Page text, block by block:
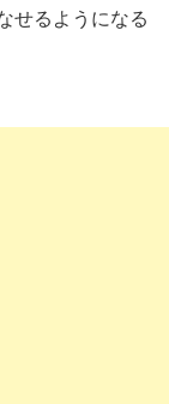
せるようになる